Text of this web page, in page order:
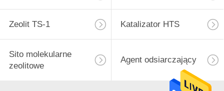
Zeolit ​​TS-1 Katalizator HTS
Sito molekularne
zeolitowe
Agent odsiarczający